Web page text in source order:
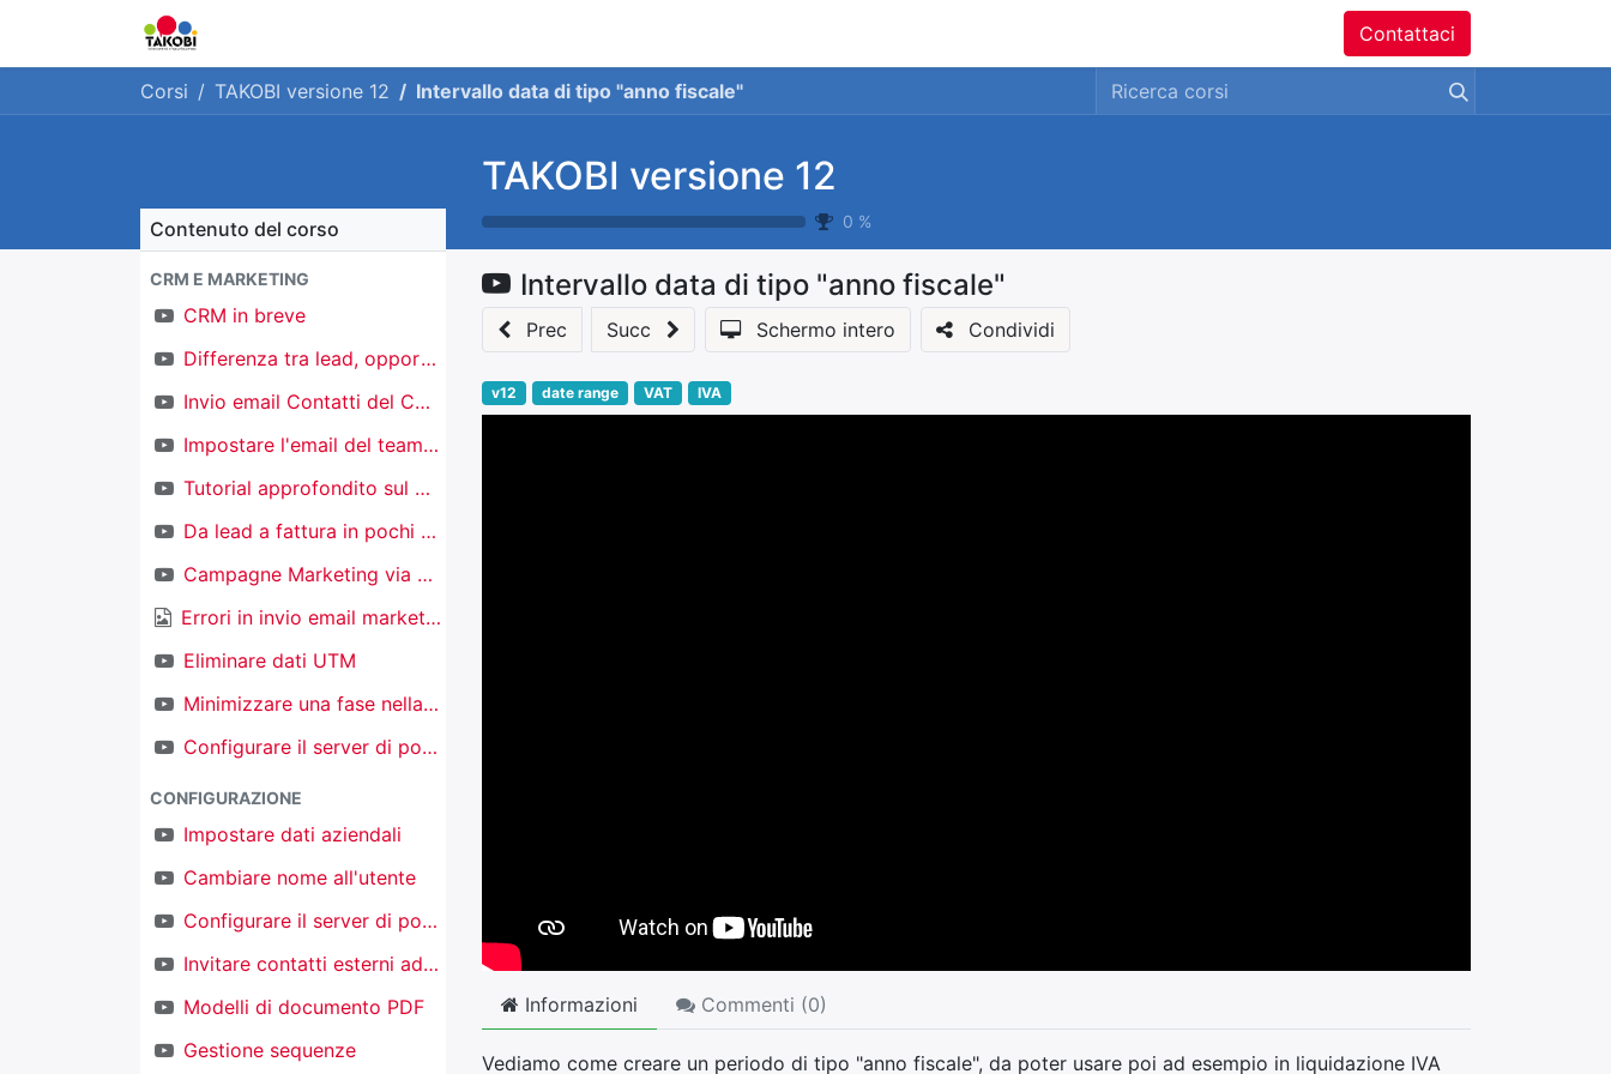
Contattaci
Corsi TAKOBI versione 12 Intervallo data di tipo "anno fiscale"
TAKOBI versione 12
0 %
Contenuto del corso
CRM E MARKETING
CRM in breve
Differenza tra lead, opportunità e contatti
Invio email Contatti del CRM
Impostare l'email del team di vendita
Tutorial approfondito sul CRM
Da lead a fattura in pochi click
Campagne Marketing via email
Errori in invio email marketing
Eliminare dati UTM
Minimizzare una fase nella kanban nel CRM
Configurare il server di posta in ingresso per creare nuovi oggetti
CONFIGURAZIONE
Impostare dati aziendali
Cambiare nome all'utente
Configurare il server di posta in uscita
Invitare contatti esterni ad accedere al proprio TAKOBI
Modelli di documento PDF
Gestione sequenze
Intervallo data di tipo "anno fiscale"
Prec Succ Schermo intero Condividi
v12 date range VAT IVA
Informazioni Commenti (0)
Vediamo come creare un periodo di tipo "anno fiscale", da poter usare poi ad esempio in liquidazione IVA